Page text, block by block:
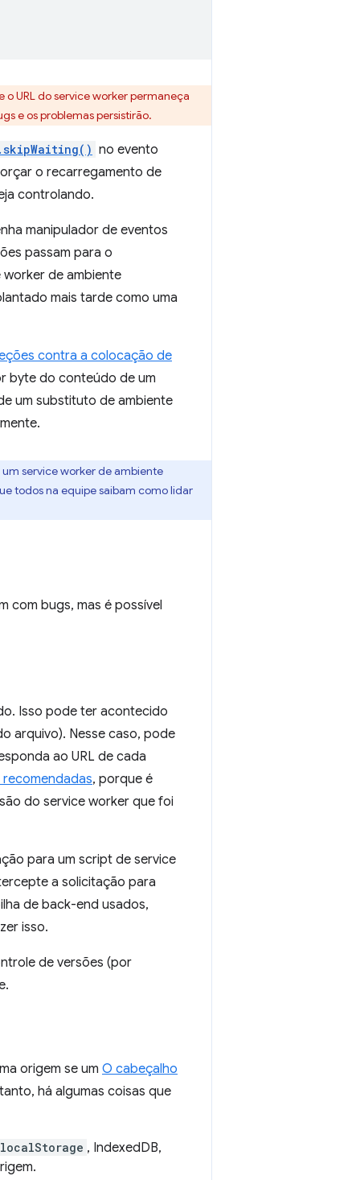
URL do service worker permaneça
e os problemas persistirão.
no evento
o recarregamento de
controlando.
manipulador de eventos
passam para o
worker de ambiente
mais tarde como uma
contra a colocação de
byte do conteúdo de um
um substituto de ambiente
service worker de ambiente
todos na equipe saibam como lidar
com bugs, mas é possível
Isso pode ter acontecido
arquivo). Nesse caso, pode
ao URL de cada
, porque é
do service worker que foi
para um script de service
a solicitação para
de back-end usados,
isso.
de versões (por
origem se um O cabeçalho
há algumas coisas que
localStorage , IndexedDB,